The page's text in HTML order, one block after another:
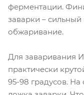
ферментации.
заварки – сильный
обжаривание.
Для заваривания
практически
95-98 градусов. На